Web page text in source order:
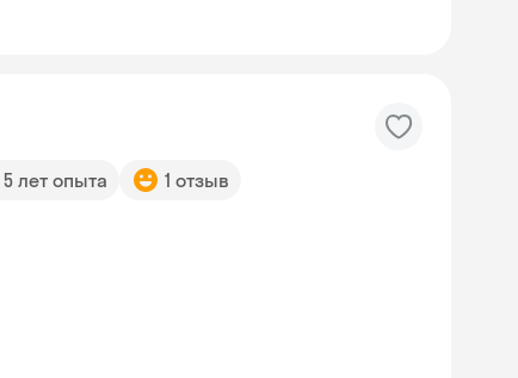
5 лет опыта 1 отзыв